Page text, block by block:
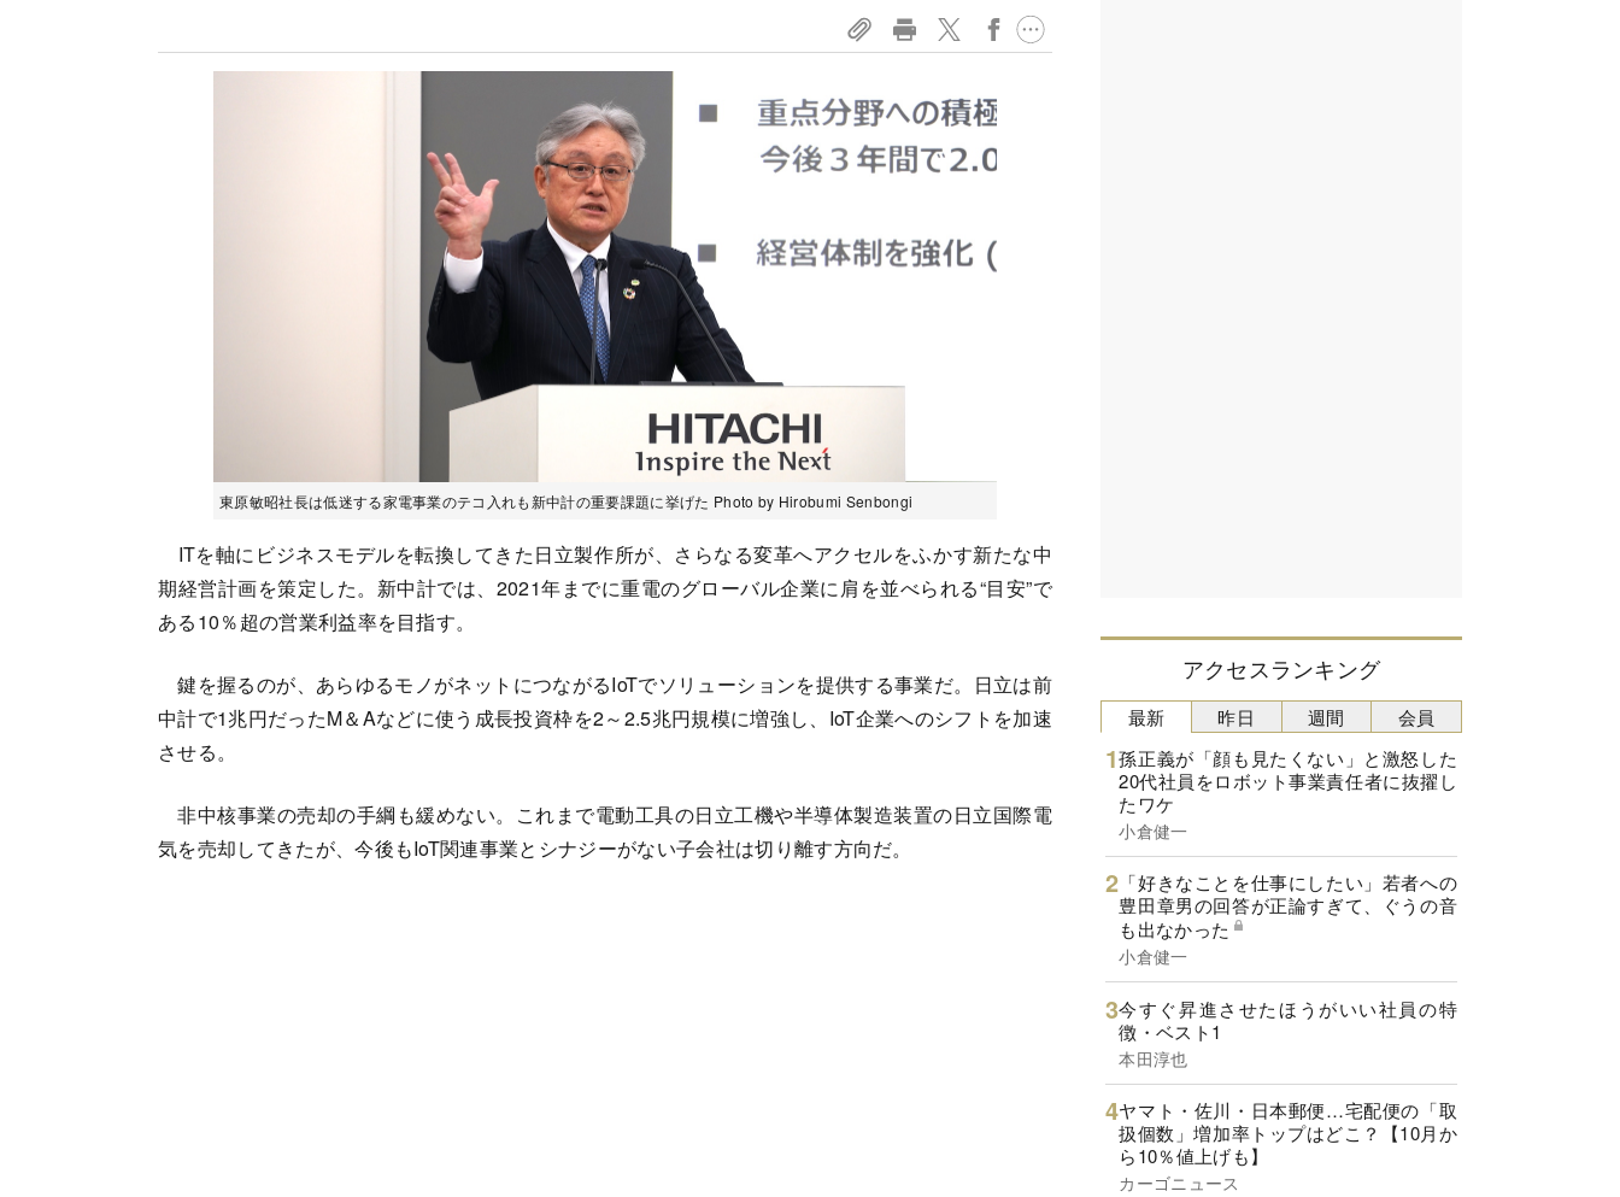
東原敏昭社長は低迷する家電事業のテコ入れも新中計の重要課題に挙げた Photo by Hirobumi Senbongi
ITを軸にビジネスモデルを転換してきた日立製作所が、さらなる変革へアクセルをふかす新たな中
期経営計画を策定した。新中計では、2021年までに重電のグローバル企業に肩を並べられる“目安”で
ある10％超の営業利益率を目指す。
鍵を握るのが、あらゆるモノがネットにつながるIoTでソリューションを提供する事業だ。日立は前
中計で1兆円だったM＆Aなどに使う成長投資枠を2～2.5兆円規模に増強し、IoT企業へのシフトを加速
させる。
非中核事業の売却の手綱も緩めない。これまで電動工具の日立工機や半導体製造装置の日立国際電
気を売却してきたが、今後もIoT関連事業とシナジーがない子会社は切り離す方向だ。
アクセスランキング
最新
孫正義が「顔も見たくない」と激怒した
20代社員をロボット事業責任者に抜擢し
たワケ
小倉健一
「好きなことを仕事にしたい」若者への
豊田章男の回答が正論すぎて、ぐうの音
も出なかった
小倉健一
今すぐ昇進させたほうがいい社員の特
徴・ベスト1
本田淳也
ヤマト・佐川・日本郵便…宅配便の「取
扱個数」増加率トップはどこ？【10月か
ら10％値上げも】
カーゴニュース
昨日 週間 会員